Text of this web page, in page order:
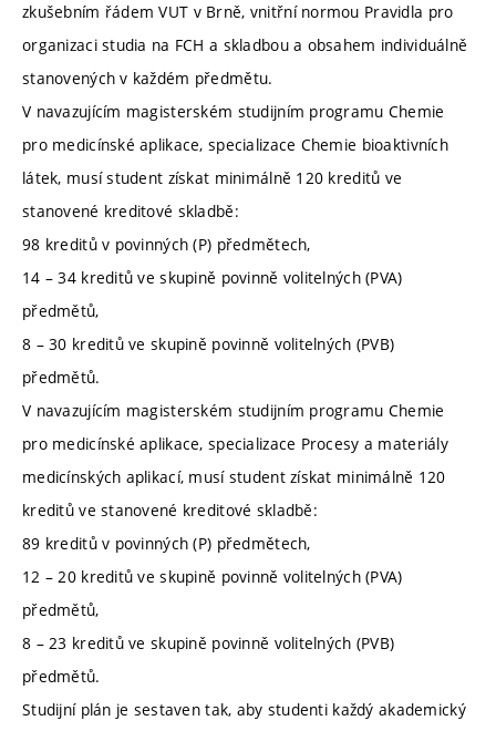
zkušebním řádem VUT v Brně, vnitřní normou Pravidla pro
organizaci studia na FCH a skladbou a obsahem individuálně
stanovených v každém předmětu.
V navazujícím magisterském studijním programu Chemie
pro medicínské aplikace, specializace Chemie bioaktivních
látek, musí student získat minimálně 120 kreditů ve
stanovené kreditové skladbě:
98 kreditů v povinných (P) předmětech,
14 – 34 kreditů ve skupině povinně volitelných (PVA)
předmětů,
8 – 30 kreditů ve skupině povinně volitelných (PVB)
předmětů.
V navazujícím magisterském studijním programu Chemie
pro medicínské aplikace, specializace Procesy a materiály
medicínských aplikací, musí student získat minimálně 120
kreditů ve stanovené kreditové skladbě:
89 kreditů v povinných (P) předmětech,
12 – 20 kreditů ve skupině povinně volitelných (PVA)
předmětů,
8 – 23 kreditů ve skupině povinně volitelných (PVB)
předmětů.
Studijní plán je sestaven tak, aby studenti každý akademický